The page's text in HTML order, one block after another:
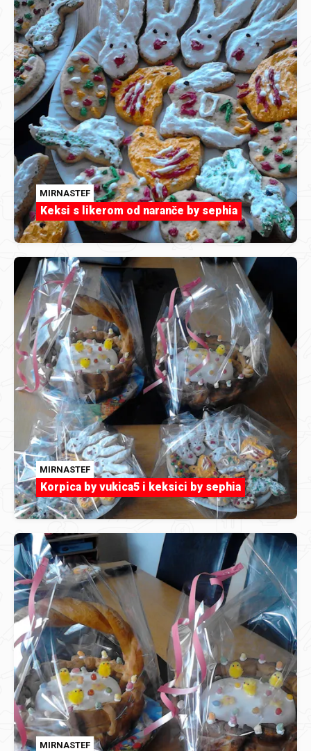
MIRNASTEF
Keksi s likerom od naranče by sephia
MIRNASTEF
Korpica by vukica5 i keksici by sephia
MIRNASTEF